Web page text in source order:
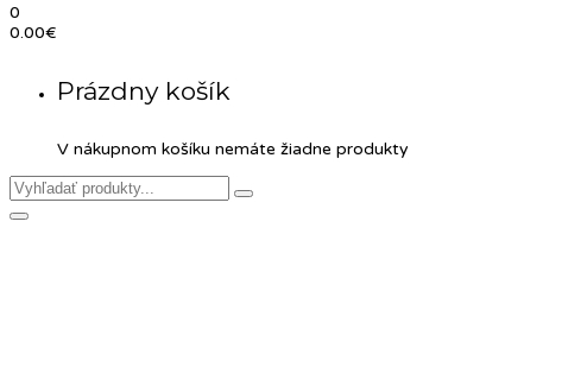
0
0.00€
Prázdny košík
V nákupnom košíku nemáte žiadne produkty